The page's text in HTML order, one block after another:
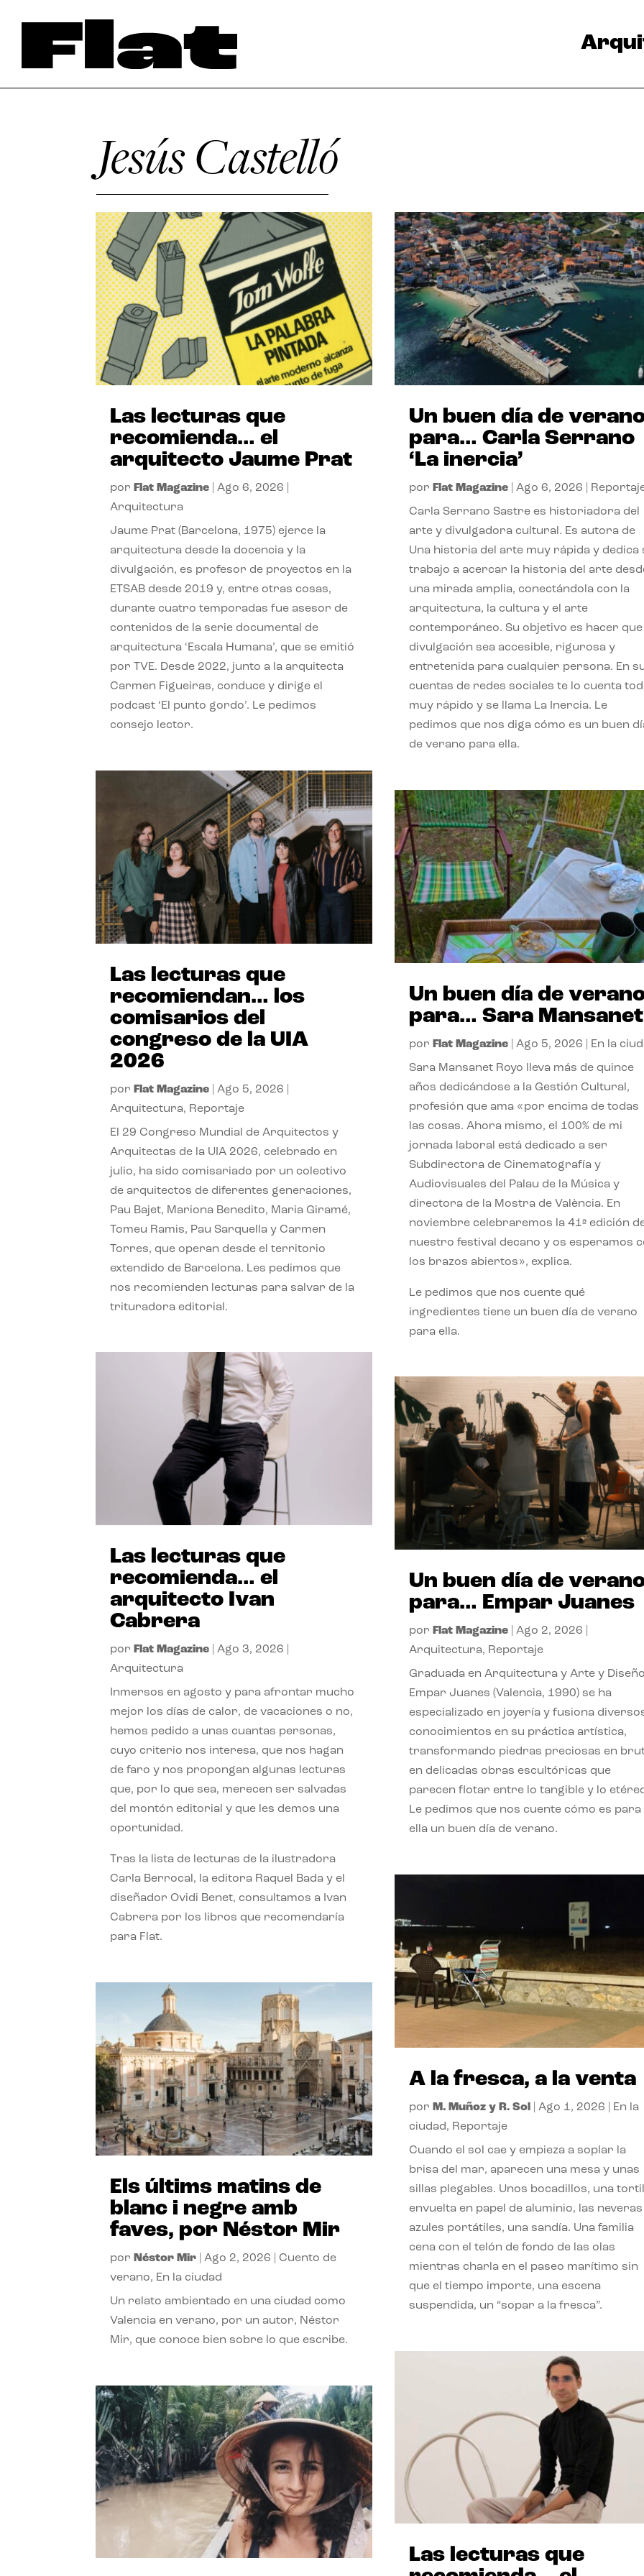
Jesús Castelló
Las lecturas que
recomienda… el
arquitecto Jaume Prat
por Flat Magazine |Ago 6, 2026
Arquitectura
Jaume Prat (Barcelona, 1975) ejerce la
arquitectura desde la docencia y la
divulgación, es profesor de proyectos en la
ETSAB desde 2019 y, entre otras cosas,
durante cuatro temporadas fue asesor de
contenidos de la serie documental de
arquitectura ‘Escala Humana’, que se emitió
por TVE. Desde 2022, junto a la arquitecta
Carmen Figueiras, conduce y dirige el
podcast ‘El punto gordo’. Le pedimos
consejo lector.
Las lecturas que
recomiendan… los
comisarios del
congreso de la UIA
2026
por Flat Magazine |Ago 5, 2026
Arquitectura, Reportaje
El 29 Congreso Mundial de Arquitectos y
Arquitectas de la UIA 2026, celebrado en
julio, ha sido comisariado por un colectivo
de arquitectos de diferentes generaciones,
Pau Bajet, Mariona Benedito, Maria Giramé,
Tomeu Ramis, Pau Sarquella y Carmen
Torres, que operan desde el territorio
extendido de Barcelona. Les pedimos que
nos recomienden lecturas para salvar de la
trituradora editorial.
Las lecturas que
recomienda… el
arquitecto Ivan
Cabrera
por Flat Magazine |Ago 3, 2026
Arquitectura
Inmersos en agosto y para afrontar mucho
mejor los días de calor, de vacaciones o no,
hemos pedido a unas cuantas personas,
cuyo criterio nos interesa, que nos hagan
de faro y nos propongan algunas lecturas
que, por lo que sea, merecen ser salvadas
del montón editorial y que les demos una
oportunidad.
Tras la lista de lecturas de la ilustradora
Carla Berrocal, la editora Raquel Bada y el
diseñador Ovidi Benet, consultamos a Ivan
Cabrera por los libros que recomendaría
para Flat.
Els últims matins de
blanc i negre amb
faves, por Néstor Mir
por Néstor Mir |Ago 2, 2026 |Cuento de
verano, En la ciudad
Un relato ambientado en una ciudad como
Valencia en verano, por un autor, Néstor
Mir, que conoce bien sobre lo que escribe.
Un buen día de
para… Carla Serrano
‘La inercia’
por Flat Magazine| Ago 6, 2026
Carla Serrano Sastre es historiadora del
arte y divulgadora cultural. Es autora de
Una historia del arte muy rápida y dedica
trabajo a acercar la historia del arte
una mirada amplia, conectándola con la
arquitectura, la cultura y el arte
contemporáneo. Su objetivo es hacer que
divulgación sea accesible, rigurosa y
entretenida para cualquier persona. En
cuentas de redes sociales te lo cuenta
muy rápido y se llama La Inercia. Le
pedimos que nos diga cómo es un buen
de verano para ella.
Un buen día de
para… Sara Mansanet
por Flat Magazine| Ago 5, 2026 En la
Sara Mansanet Royo lleva más de quince
años dedicándose a la Gestión Cultural,
profesión que ama «por encima de todas
las cosas. Ahora mismo, el 100% de mi
jornada laboral está dedicado a ser
Subdirectora de Cinematografía y
Audiovisuales del Palau de la Música y
directora de la Mostra de València. En
noviembre celebraremos la 41ª edición
nuestro festival decano y os esperamos
los brazos abiertos», explica.
Le pedimos que nos cuente qué
ingredientes tiene un buen día de verano
para ella.
Un buen día de
para… Empar Juanes
por Flat Magazine| Ago 2, 2026
Arquitectura, Reportaje
Graduada en Arquitectura y Arte y
Empar Juanes (Valencia, 1990) se ha
especializado en joyería y fusiona
conocimientos en su práctica artística,
transformando piedras preciosas en
en delicadas obras escultóricas que
parecen flotar entre lo tangible y lo
Le pedimos que nos cuente cómo es para
ella un buen día de verano.
A la fresca, a la venta
por M. Muñoz y R. Sol Ago 1, 2026
En la
ciudad, Reportaje
Cuando el sol cae y empieza a soplar la
brisa del mar, aparecen una mesa y unas
sillas plegables. Unos bocadillos, una
envuelta en papel de aluminio, las neveras
azules portátiles, una sandía. Una familia
cena con el telón de fondo de las olas
mientras charla en el paseo marítimo sin
que el tiempo importe, una escena
suspendida, un “sopar a la fresca”.
Las lecturas que